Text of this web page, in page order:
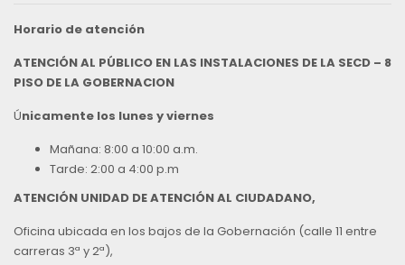
Horario de atención
ATENCIÓN AL PÚBLICO EN LAS INSTALACIONES DE LA SECD – 8
PISO DE LA GOBERNACION
Únicamente los lunes y viernes
Mañana: 8:00 a 10:00 a.m.
Tarde: 2:00 a 4:00 p.m
ATENCIÓN UNIDAD DE ATENCIÓN AL CIUDADANO,
Oficina ubicada en los bajos de la Gobernación (calle 11 entre
carreras 3ª y 2ª),